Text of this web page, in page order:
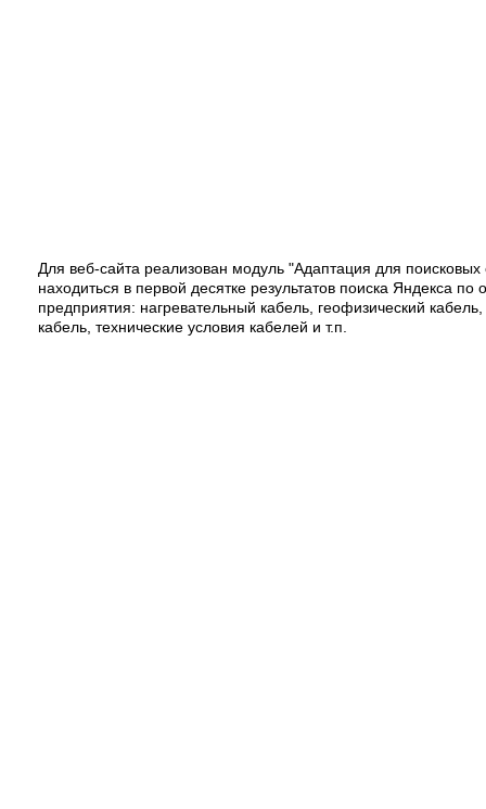
Для веб-сайта реализован модуль "Адаптация для поисковых
находиться в первой десятке результатов поиска Яндекса
предприятия: нагревательный кабель, геофизический
кабель, технические условия кабелей и т.п.